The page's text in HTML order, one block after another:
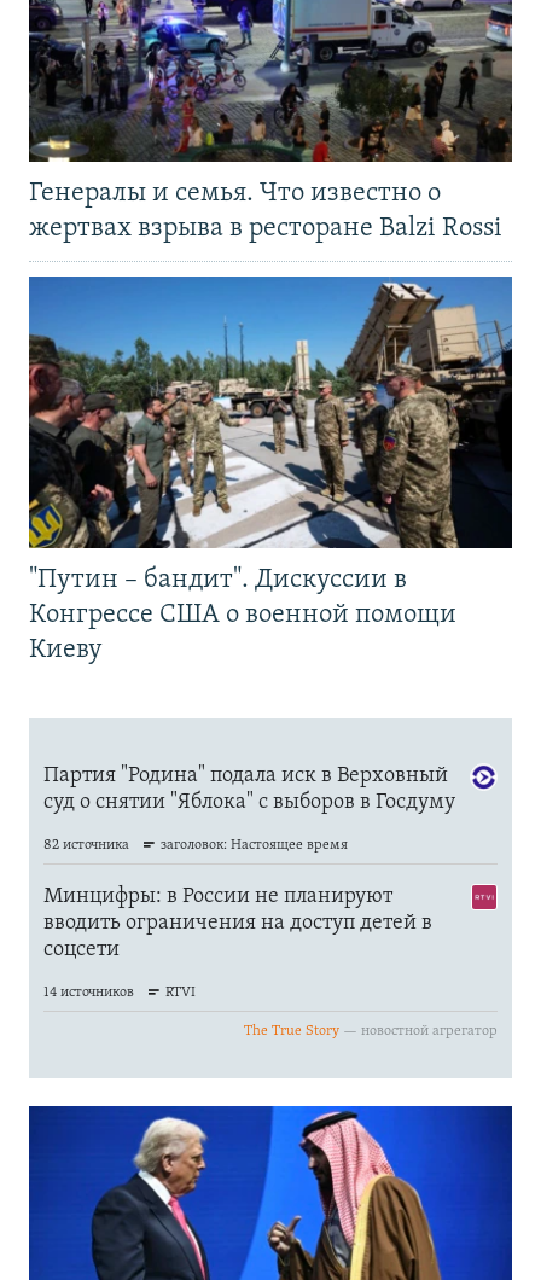
Генералы и семья. Что известно о
жертвах взрыва в ресторане Balzi Rossi
"Путин – бандит". Дискуссии в
Конгрессе США о военной помощи
Киеву